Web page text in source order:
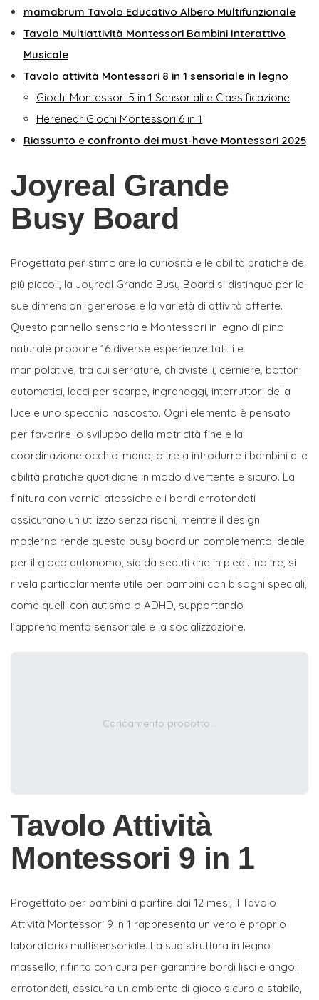
mamabrum Tavolo Educativo Albero Multifunzionale
Tavolo Multiattività Montessori Bambini Interattivo
Musicale
Tavolo attività Montessori 8 in 1 sensoriale in legno
Giochi Montessori 5 in 1 Sensoriali e Classificazione
Herenear Giochi Montessori 6 in 1
Riassunto e confronto dei must-have Montessori 2025
Joyreal Grande
Busy Board
Progettata per stimolare la curiosità e le abilità pratiche dei
più piccoli, la Joyreal Grande Busy Board si distingue per le
sue dimensioni generose e la varietà di attività offerte.
Questo pannello sensoriale Montessori in legno di pino
naturale propone 16 diverse esperienze tattili e
manipolative, tra cui serrature, chiavistelli, cerniere, bottoni
automatici, lacci per scarpe, ingranaggi, interruttori della
luce e uno specchio nascosto. Ogni elemento è pensato
per favorire lo sviluppo della motricità fine e la
coordinazione occhio-mano, oltre a introdurre i bambini alle
abilità pratiche quotidiane in modo divertente e sicuro. La
finitura con vernici atossiche e i bordi arrotondati
assicurano un utilizzo senza rischi, mentre il design
moderno rende questa busy board un complemento ideale
per il gioco autonomo, sia da seduti che in piedi. Inoltre, si
rivela particolarmente utile per bambini con bisogni speciali,
come quelli con autismo o ADHD, supportando
l’apprendimento sensoriale e la socializzazione.
Caricamento prodotto...
Tavolo Attività
Montessori 9 in 1
Progettato per bambini a partire dai 12 mesi, il Tavolo
Attività Montessori 9 in 1 rappresenta un vero e proprio
laboratorio multisensoriale. La sua struttura in legno
massello, rifinita con cura per garantire bordi lisci e angoli
arrotondati, assicura un ambiente di gioco sicuro e stabile,